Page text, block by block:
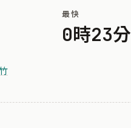
最快
0時23分